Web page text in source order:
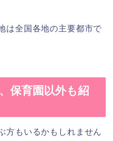
は全国各地の主要都市で
保育園以外も紹
方もいるかもしれません